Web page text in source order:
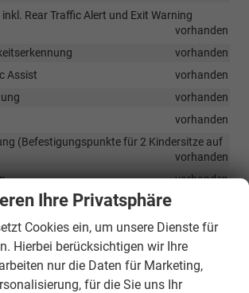
Rear Traffic Alert und Exit Warning
vorhanden
vorhanden
Assist
vorhanden
vorhanden
vorhanden
(Befestigungspunkte für 2 Kindersitze auf
vorhanden
vorhanden
vordere und hintere Passagiere inkl.
vorhanden
vorhanden
Ihre Privatsphäre
Cookies ein, um unsere Dienste für
Hierbei berücksichtigen wir Ihre
nur die Daten für Marketing,
für die Sie uns Ihr